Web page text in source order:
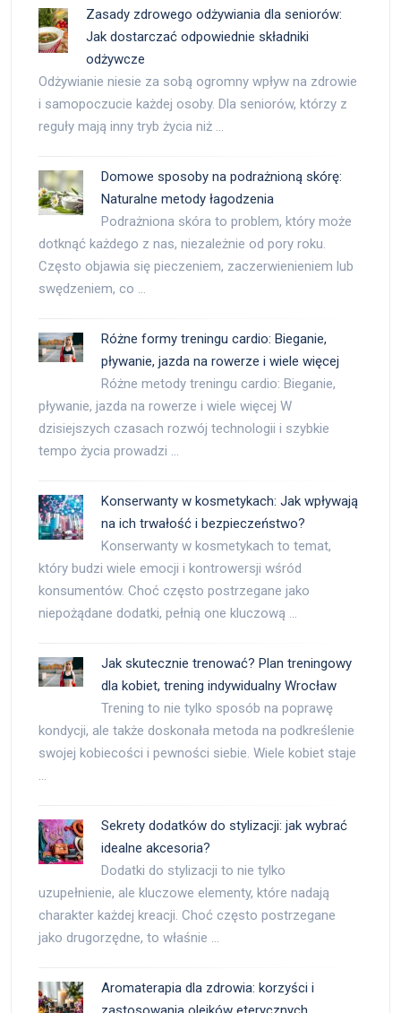
Zasady zdrowego odżywiania dla seniorów:
Jak dostarczać odpowiednie składniki
odżywcze
Odżywianie niesie za sobą ogromny wpływ na zdrowie
i samopoczucie każdej osoby. Dla seniorów, którzy z
reguły mają inny tryb życia niż …
Domowe sposoby na podrażnioną skórę:
Naturalne metody łagodzenia
Podrażniona skóra to problem, który może
dotknąć każdego z nas, niezależnie od pory roku.
Często objawia się pieczeniem, zaczerwienieniem lub
swędzeniem, co …
Różne formy treningu cardio: Bieganie,
pływanie, jazda na rowerze i wiele więcej
Różne metody treningu cardio: Bieganie,
pływanie, jazda na rowerze i wiele więcej W
dzisiejszych czasach rozwój technologii i szybkie
tempo życia prowadzi …
Konserwanty w kosmetykach: Jak wpływają
na ich trwałość i bezpieczeństwo?
Konserwanty w kosmetykach to temat,
który budzi wiele emocji i kontrowersji wśród
konsumentów. Choć często postrzegane jako
niepożądane dodatki, pełnią one kluczową …
Jak skutecznie trenować? Plan treningowy
dla kobiet, trening indywidualny Wrocław
Trening to nie tylko sposób na poprawę
kondycji, ale także doskonała metoda na podkreślenie
swojej kobiecości i pewności siebie. Wiele kobiet staje
…
Sekrety dodatków do stylizacji: jak wybrać
idealne akcesoria?
Dodatki do stylizacji to nie tylko
uzupełnienie, ale kluczowe elementy, które nadają
charakter każdej kreacji. Choć często postrzegane
jako drugorzędne, to właśnie …
Aromaterapia dla zdrowia: korzyści i